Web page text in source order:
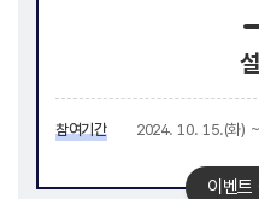
참여기간 2024. 10. 15.(화)
이벤트